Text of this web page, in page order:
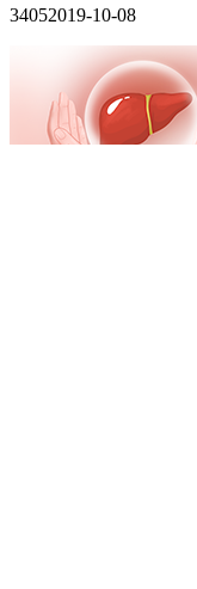
34052019-10-08